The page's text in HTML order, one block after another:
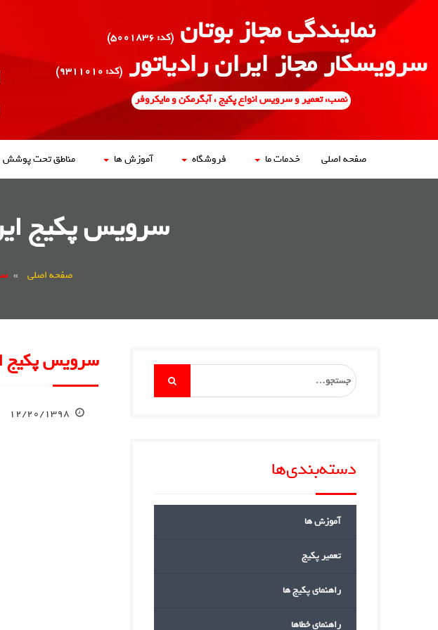
نمایندگی مجاز بوتان (کد: ۵۰۰۱۸۳۶)
سرویسکار مجاز ایران رادیاتور (کد: ۹۳۱۱۰۱۰)
نصب، تعمیر و سرویس انواع پکیج ، آبگرمکن و مایکروفر
صفحه اصلی خدمات ما فروشگاه آموزش ها مناطق تحت پوشش
سرویس پکیج
صفحه اصلی »
سرویس پکیج
۱۲/۲۰/۱۳۹۸
Search
for:
دسته‌بندی‌ها
آموزش ها
تعمیر پکیج
راهنمای پکیج ها
راهنمای خطاها